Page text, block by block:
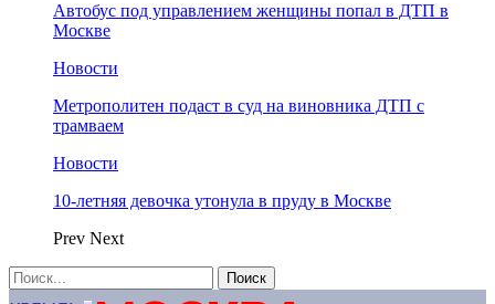
Автобус под управлением женщины попал в ДТП в
Москве
Новости
Метрополитен подаст в суд на виновника ДТП с
трамваем
Новости
10-летняя девочка утонула в пруду в Москве
Prev Next